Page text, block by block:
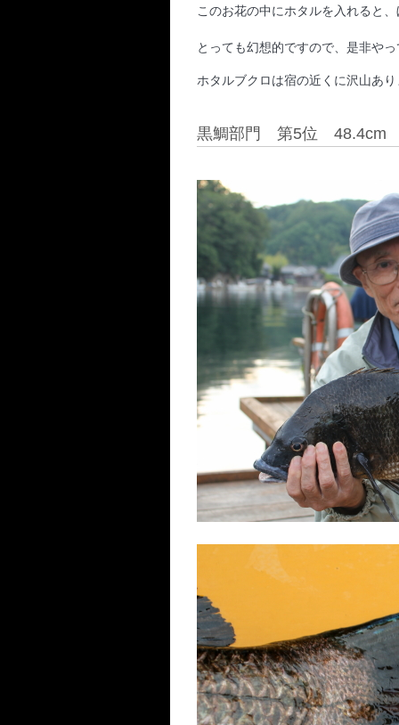
このお花の中にホタルを入れると
とっても幻想的ですので、是非や
ホタルブクロは宿の近くに沢山あ
黒鯛部門 第5位 48.4cm